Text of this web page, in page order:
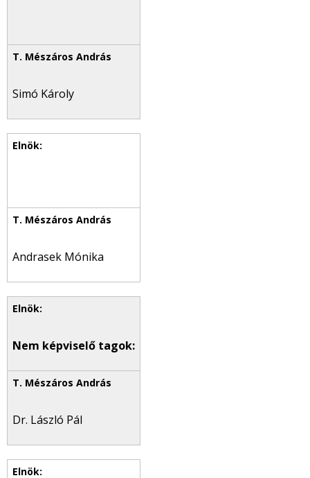
Simó Károly
Andrasek Mónika
Nem képviselő tagok:
Dr. László Pál